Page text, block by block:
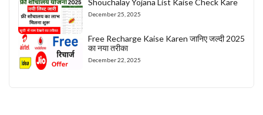
Shouchalay Yojana List Kaise Check Kare
December 25, 2025
Free Recharge Kaise Karen जानिए जल्दी 2025
का नया तरीका
December 22, 2025